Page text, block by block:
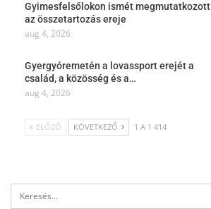
Gyimesfelsőlokon ismét megmutatkozott
az összetartozás ereje
aug 4, 2026
Gyergyóremetén a lovassport erejét a
család, a közösség és a…
aug 4, 2026
ELŐZŐ KÖVETKEZŐ 1 A 1 414